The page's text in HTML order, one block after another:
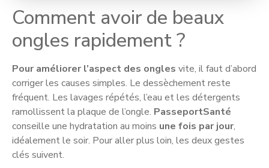
Comment avoir de beaux
ongles rapidement ?
Pour améliorer l’aspect des ongles vite, il faut d’abord
corriger les causes simples. Le dessèchement reste
fréquent. Les lavages répétés, l’eau et les détergents
ramollissent la plaque de l’ongle. PasseportSanté
conseille une hydratation au moins une fois par jour,
idéalement le soir. Pour aller plus loin, les deux gestes
clés suivent.